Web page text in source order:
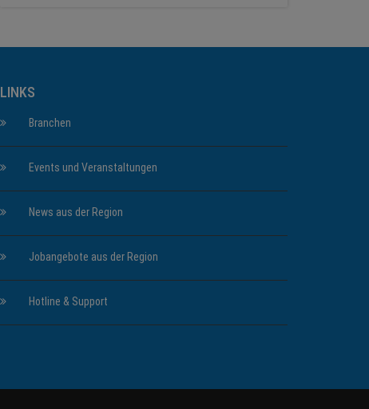
LINKS
Branchen
Events und Veranstaltungen
News aus der Region
Jobangebote aus der Region
Hotline & Support